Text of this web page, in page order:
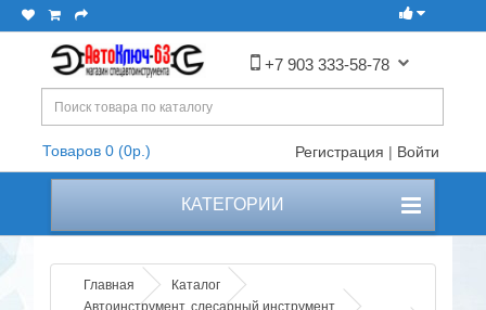
+7 903 333-58-78
Товаров 0 (0р.) Регистрация | Войти
КАТЕГОРИИ
Главная
Каталог